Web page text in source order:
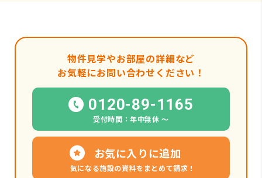
物件見学やお部屋の詳細など
お気軽にお問い合わせください！
0120-89-1165
受付時間：年中無休 〜
お気に入りに追加
気になる施設の資料をまとめて請求！